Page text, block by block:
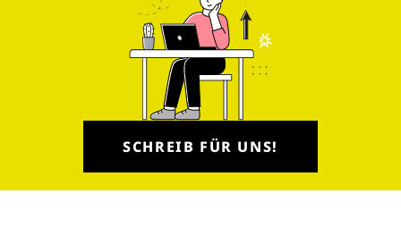
SCHREIB FÜR UNS!